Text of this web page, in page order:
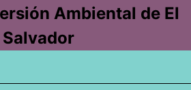
Ambiental de El
Salvador